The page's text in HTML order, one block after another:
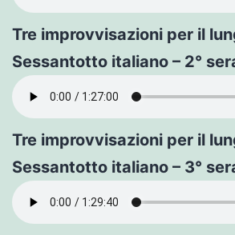
Tre improvvisazioni per il
Sessantotto italiano – 2°
Tre improvvisazioni per il
Sessantotto italiano – 3°